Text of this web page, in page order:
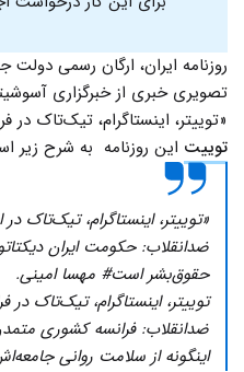
روزنامه ایران، ارگان رسمی دولت
تصویری خبری از خبرگزاری
«توییتر، اینستاگرام، تیک‌تاک‌
توییت این روزنامه به شرح زیر
«توییتر، اینستاگرام، تیک‌تاک‌ در
ضدانقلاب: حکومت ایران
حقوق‌بشر است# مهسا امینی.
توییتر، اینستاگرام، تیک‌تاک‌ در
ضدانقلاب: فرانسه کشوری
اینگونه از سلامت روانی